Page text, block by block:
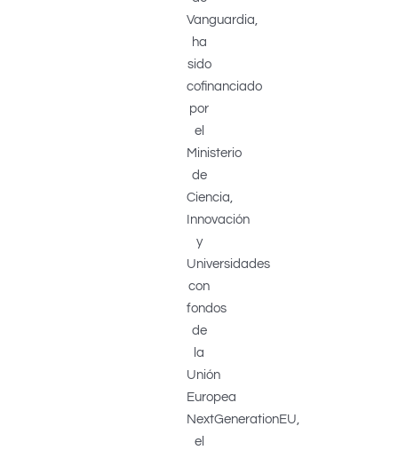
Vanguardia,
ha
sido
cofinanciado
por
el
Ministerio
de
Ciencia,
Innovación
y
Universidades
con
fondos
de
la
Unión
Europea
NextGenerationEU,
el